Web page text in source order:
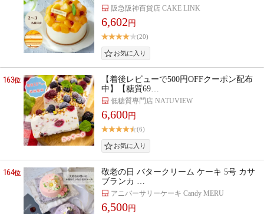
阪急阪神百貨店 CAKE LINK
6,602 円
(20)
163位
【着後レビューで500円OFFクーポン配布
中】【糖質69…
低糖質専門店 NATUVIEW
6,600円
(6)
164位
敬老の日 バタークリーム ケーキ 5号 カサ
ブランカ …
アニバーサリーケーキ Candy MERU
6,500円